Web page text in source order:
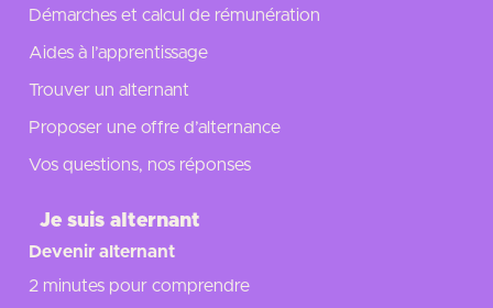
Démarches et calcul de rémunération
Aides à l’apprentissage
Trouver un alternant
Proposer une offre d’alternance
Vos questions, nos réponses
Je suis alternant
Devenir alternant
2 minutes pour comprendre